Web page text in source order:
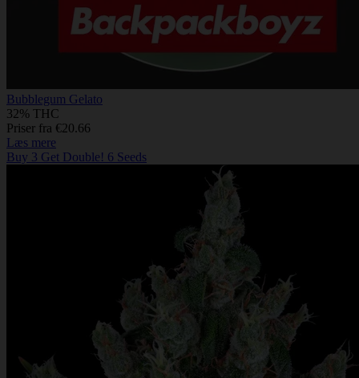
Bubblegum Gelato
32% THC
Priser fra €20.66
Læs mere
Buy 3 Get Double! 6 Seeds